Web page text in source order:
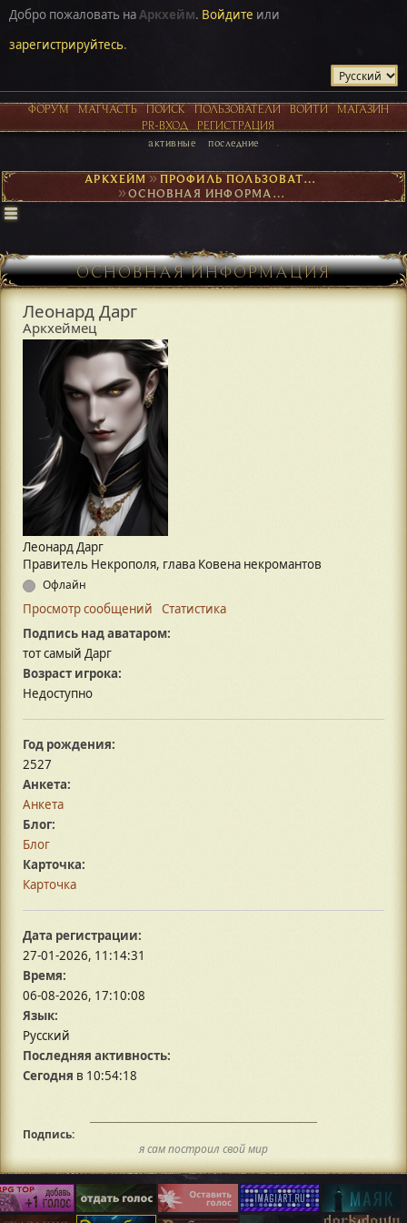
Добро пожаловать наАркхейм. Войдите или
зарегистрируйтесь.
ФОРУМ МАТЧАСТЬ ПОИСК ПОЛЬЗОВАТЕЛИ ВОЙТИ
МАГАЗИН
PR-ВХОД
РЕГИСТРАЦИЯ
активные последние
АРКХЕЙМ► ПРОФИЛЬ ПОЛЬЗОВАТЕЛЯ ЛЕОНАРД ДАРГ
► ОСНОВНАЯ ИНФОРМАЦИЯ
ОСНОВНАЯ ИНФОРМАЦИЯ
Леонард Дарг
Аркхеймец
Леонард Дарг
Правитель Некрополя, глава Ковена некромантов
Офлайн
Просмотр сообщений
Статистика
Подпись над аватаром:
тот самый Дарг
Возраст игрока:
Недоступно
Год рождения:
2527
Анкета:
Анкета
Блог:
Блог
Карточка:
Карточка
Дата регистрации:
27-01-2026, 11:14:31
Время:
06-08-2026, 17:10:08
Язык:
Русский
Последняя активность:
Сегодня в 10:54:18
Подпись:
я сам построил свой мир